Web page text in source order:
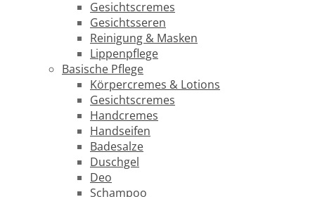
Gesichtscremes
Gesichtsseren
Reinigung & Masken
Lippenpflege
Basische Pflege
Körpercremes & Lotions
Gesichtscremes
Handcremes
Handseifen
Badesalze
Duschgel
Deo
Schampoo